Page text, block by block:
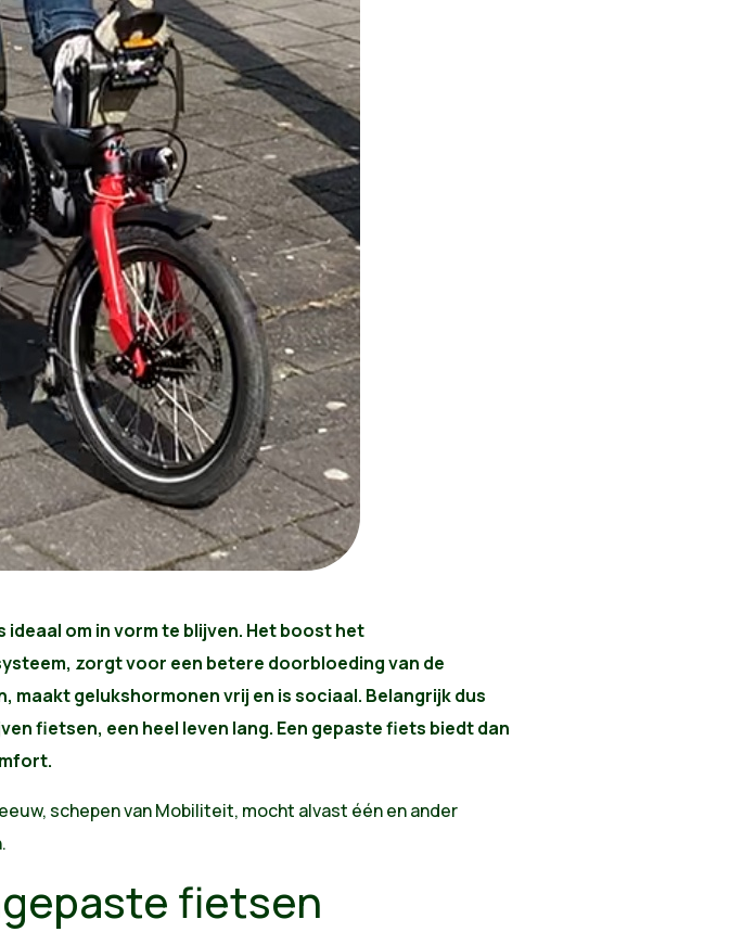
ideaal om in vorm te blijven. Het boost het
zorgt voor een betere doorbloeding van de
maakt gelukshormonen vrij en is sociaal. Belangrijk dus
fietsen, een heel leven lang. Een gepaste fiets biedt dan
schepen van Mobiliteit, mocht alvast één en ander
fietsen